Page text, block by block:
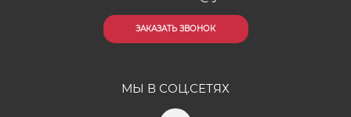
ЗАКАЗАТЬ ЗВОНОК
МЫ В СОЦ.СЕТЯХ